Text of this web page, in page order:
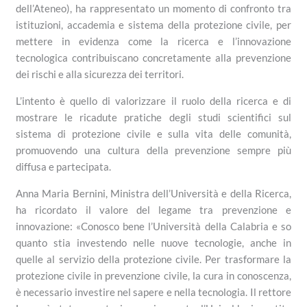
dell’Ateneo), ha rappresentato un momento di confronto tra
istituzioni, accademia e sistema della protezione civile, per
mettere in evidenza come la ricerca e l’innovazione
tecnologica contribuiscano concretamente alla prevenzione
dei rischi e alla sicurezza dei territori.
L’intento è quello di valorizzare il ruolo della ricerca e di
mostrare le ricadute pratiche degli studi scientifici sul
sistema di protezione civile e sulla vita delle comunità,
promuovendo una cultura della prevenzione sempre più
diffusa e partecipata.
Anna Maria Bernini, Ministra dell’Università e della Ricerca,
ha ricordato il valore del legame tra prevenzione e
innovazione: «Conosco bene l’Università della Calabria e so
quanto stia investendo nelle nuove tecnologie, anche in
quelle al servizio della protezione civile. Per trasformare la
protezione civile in prevenzione civile, la cura in conoscenza,
è necessario investire nel sapere e nella tecnologia. Il rettore